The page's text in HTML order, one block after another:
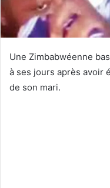
Une Zimbabwéenne
à ses jours après avoir
de son mari.